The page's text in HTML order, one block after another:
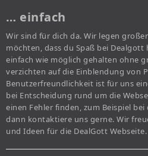
… einfach
Wir sind für dich da. Wir legen
möchten, dass du Spaß bei Dealgott
einfach wie möglich gehalten ohne
verzichten auf die Einblendung von
Benutzerfreundlichkeit ist für uns
bei Entscheidung rund um die
einen Fehler finden, zum Beispiel
dann kontaktiere uns gerne. Wir
und Ideen für die DealGott Webseite.